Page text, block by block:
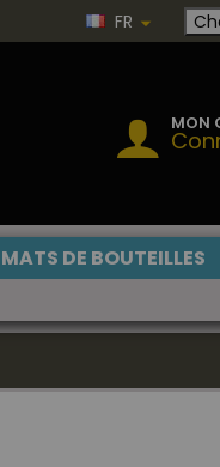
FR
MON
DE BOUTEILLES